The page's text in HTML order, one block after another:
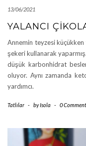
13/06/2021
YALANCI
Annemin teyzesi
şekeri kullanarak
düşük karbonhidrat
oluyor. Aynı zamanda
yardımcı.
Tatlılar - byIsola - 0